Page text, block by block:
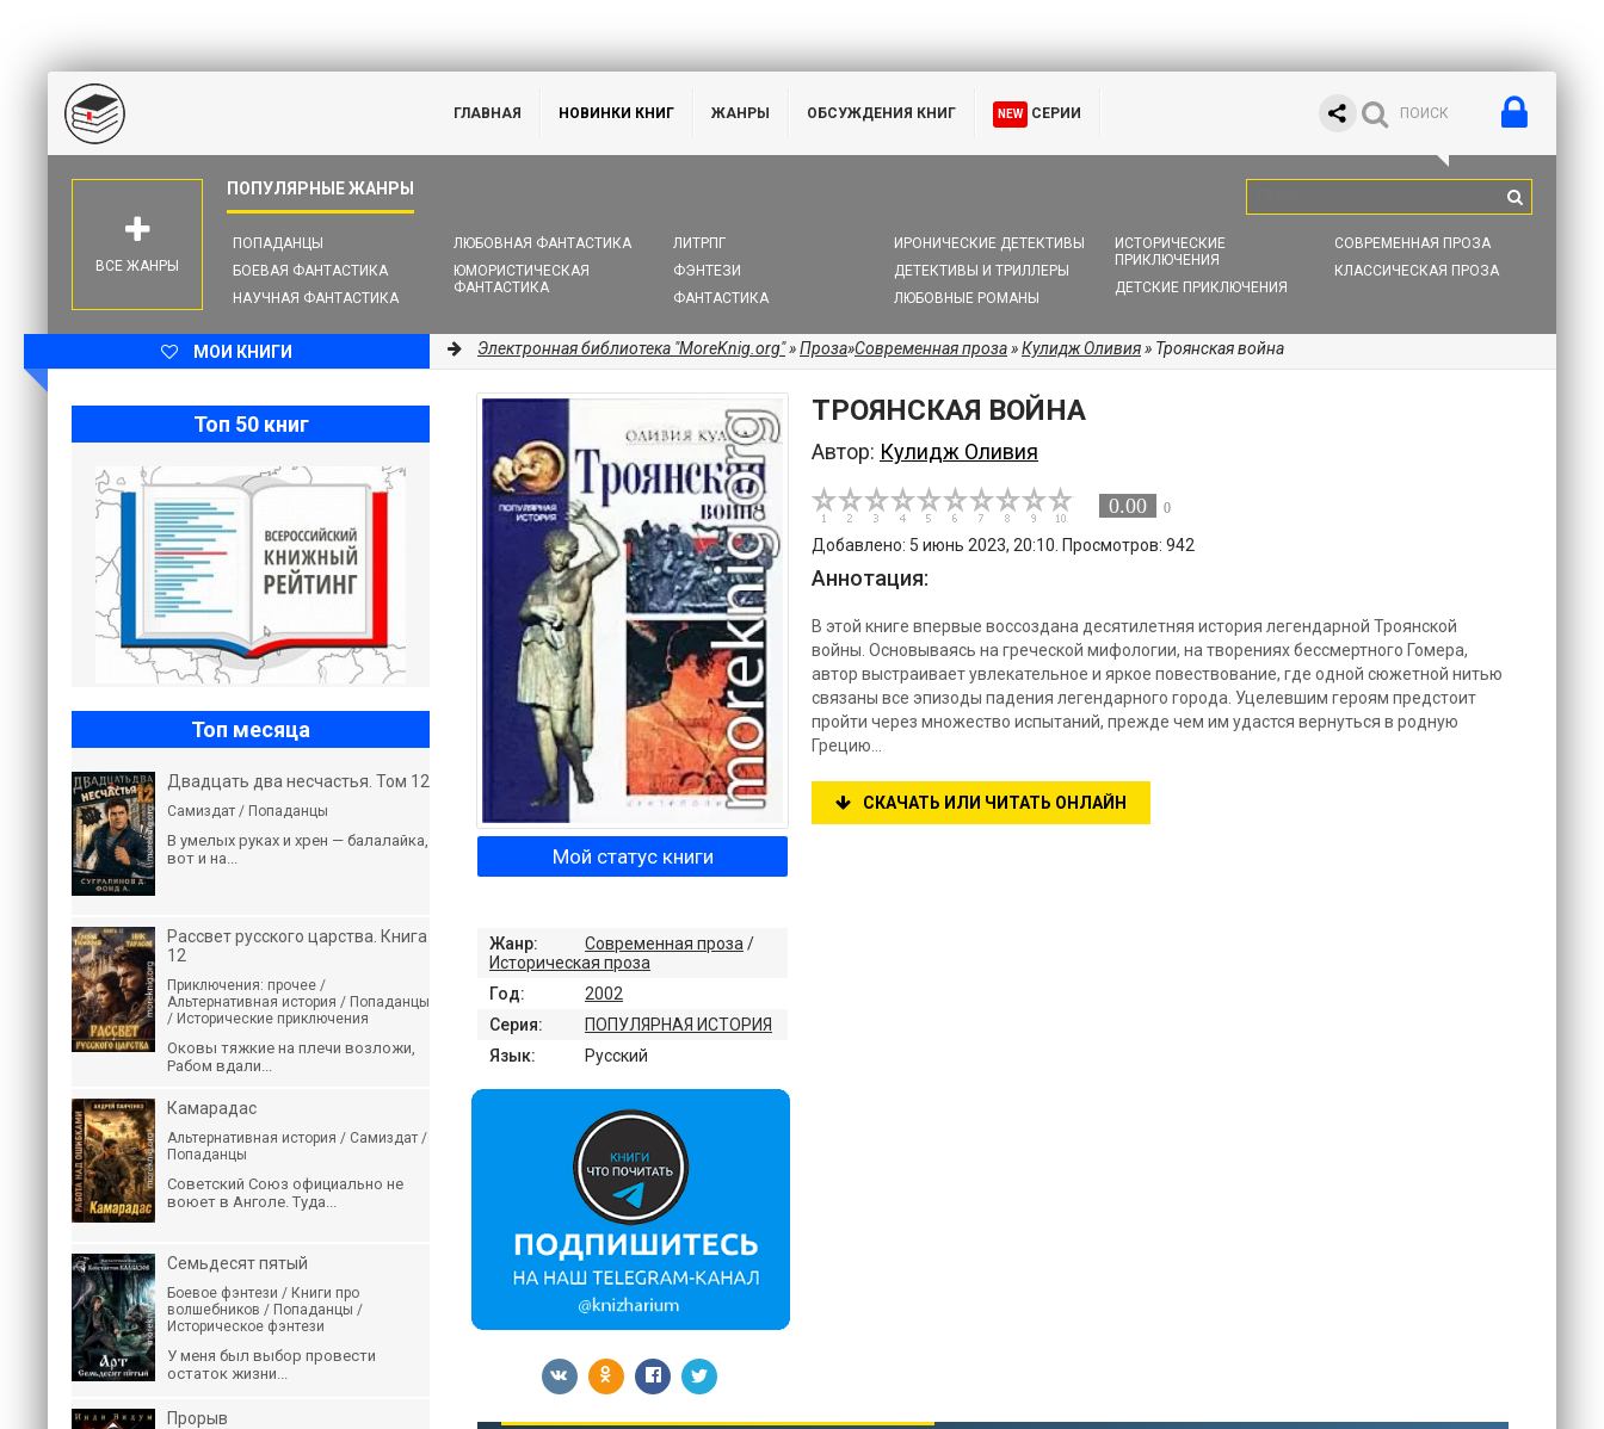
ГЛАВНАЯ НОВИНКИ КНИГ ЖАНРЫ ОБСУЖДЕНИЯ КНИГ NEW СЕРИИ
ПОПАДАНЦЫ
БОЕВАЯ ФАНТАСТИКА
НАУЧНАЯ ФАНТАСТИКА
ЛЮБОВНАЯ ФАНТАСТИКА
ЮМОРИСТИЧЕСКАЯ
ФАНТАСТИКА
ЛИТРПГ
ФЭНТЕЗИ
ФАНТАСТИКА
ИРОНИЧЕСКИЕ ДЕТЕКТИВЫ
ДЕТЕКТИВЫ И ТРИЛЛЕРЫ
ЛЮБОВНЫЕ РОМАНЫ
ИСТОРИЧЕСКИЕ
ПРИКЛЮЧЕНИЯ
ДЕТСКИЕ ПРИКЛЮЧЕНИЯ
СОВРЕМЕННАЯ ПРОЗА
КЛАССИЧЕСКАЯ ПРОЗА
ВСЕ ЖАНРЫ
МОИ КНИГИ Электронная библиотека "MoreKnig.org"»Проза»Современная проза»Кулидж Оливия» Троянская война
ТРОЯНСКАЯ ВОЙНА
Автор: Кулидж Оливия
0.00 0
Добавлено: 5 июнь 2023, 20:10. Просмотров: 942
Аннотация:
В этой книге впервые воссоздана десятилетняя история легендарной Троянской
войны. Основываясь на греческой мифологии, на творениях бессмертного Гомера,
автор выстраивает увлекательное и яркое повествование, где одной сюжетной нитью
связаны все эпизоды падения легендарного города. Уцелевшим героям предстоит
пройти через множество испытаний, прежде чем им удастся вернуться в родную
Грецию…
СКАЧАТЬ ИЛИ ЧИТАТЬ ОНЛАЙН
Мой статус книги
Жанр: Современная проза /
Историческая проза
Год:
2002
Серия:
ПОПУЛЯРНАЯ ИСТОРИЯ
Язык:
Русский
Топ 50 книг
Топ месяца
Двадцать два несчастья. Том 12
Самиздат / Попаданцы
В умелых руках и хрен — балалайка,
вот и на...
Рассвет русского царства. Книга
12
Приключения: прочее /
Альтернативная история / Попаданцы
/ Исторические приключения
Оковы тяжкие на плечи возложи,
Рабом вдали...
Камарадас
Альтернативная история / Самиздат /
Попаданцы
Советский Союз официально не
воюет в Анголе. Туда...
Семьдесят пятый
Боевое фэнтези / Книги про
волшебников / Попаданцы /
Историческое фэнтези
У меня был выбор провести
остаток жизни...
Прорыв